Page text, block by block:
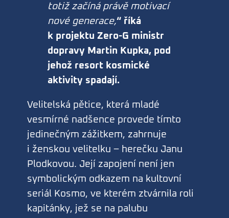
totiž začíná právě motivací
nové generace,“ říká
k projektu Zero-G ministr
dopravy Martin Kupka, pod
jehož resort kosmické
aktivity spadají.
Velitelská pětice, která mladé
vesmírné nadšence provede tímto
jedinečným zážitkem, zahrnuje
i ženskou velitelku – herečku Janu
Plodkovou. Její zapojení není jen
symbolickým odkazem na kultovní
seriál Kosmo, ve kterém ztvárnila roli
kapitánky, jež se na palubu